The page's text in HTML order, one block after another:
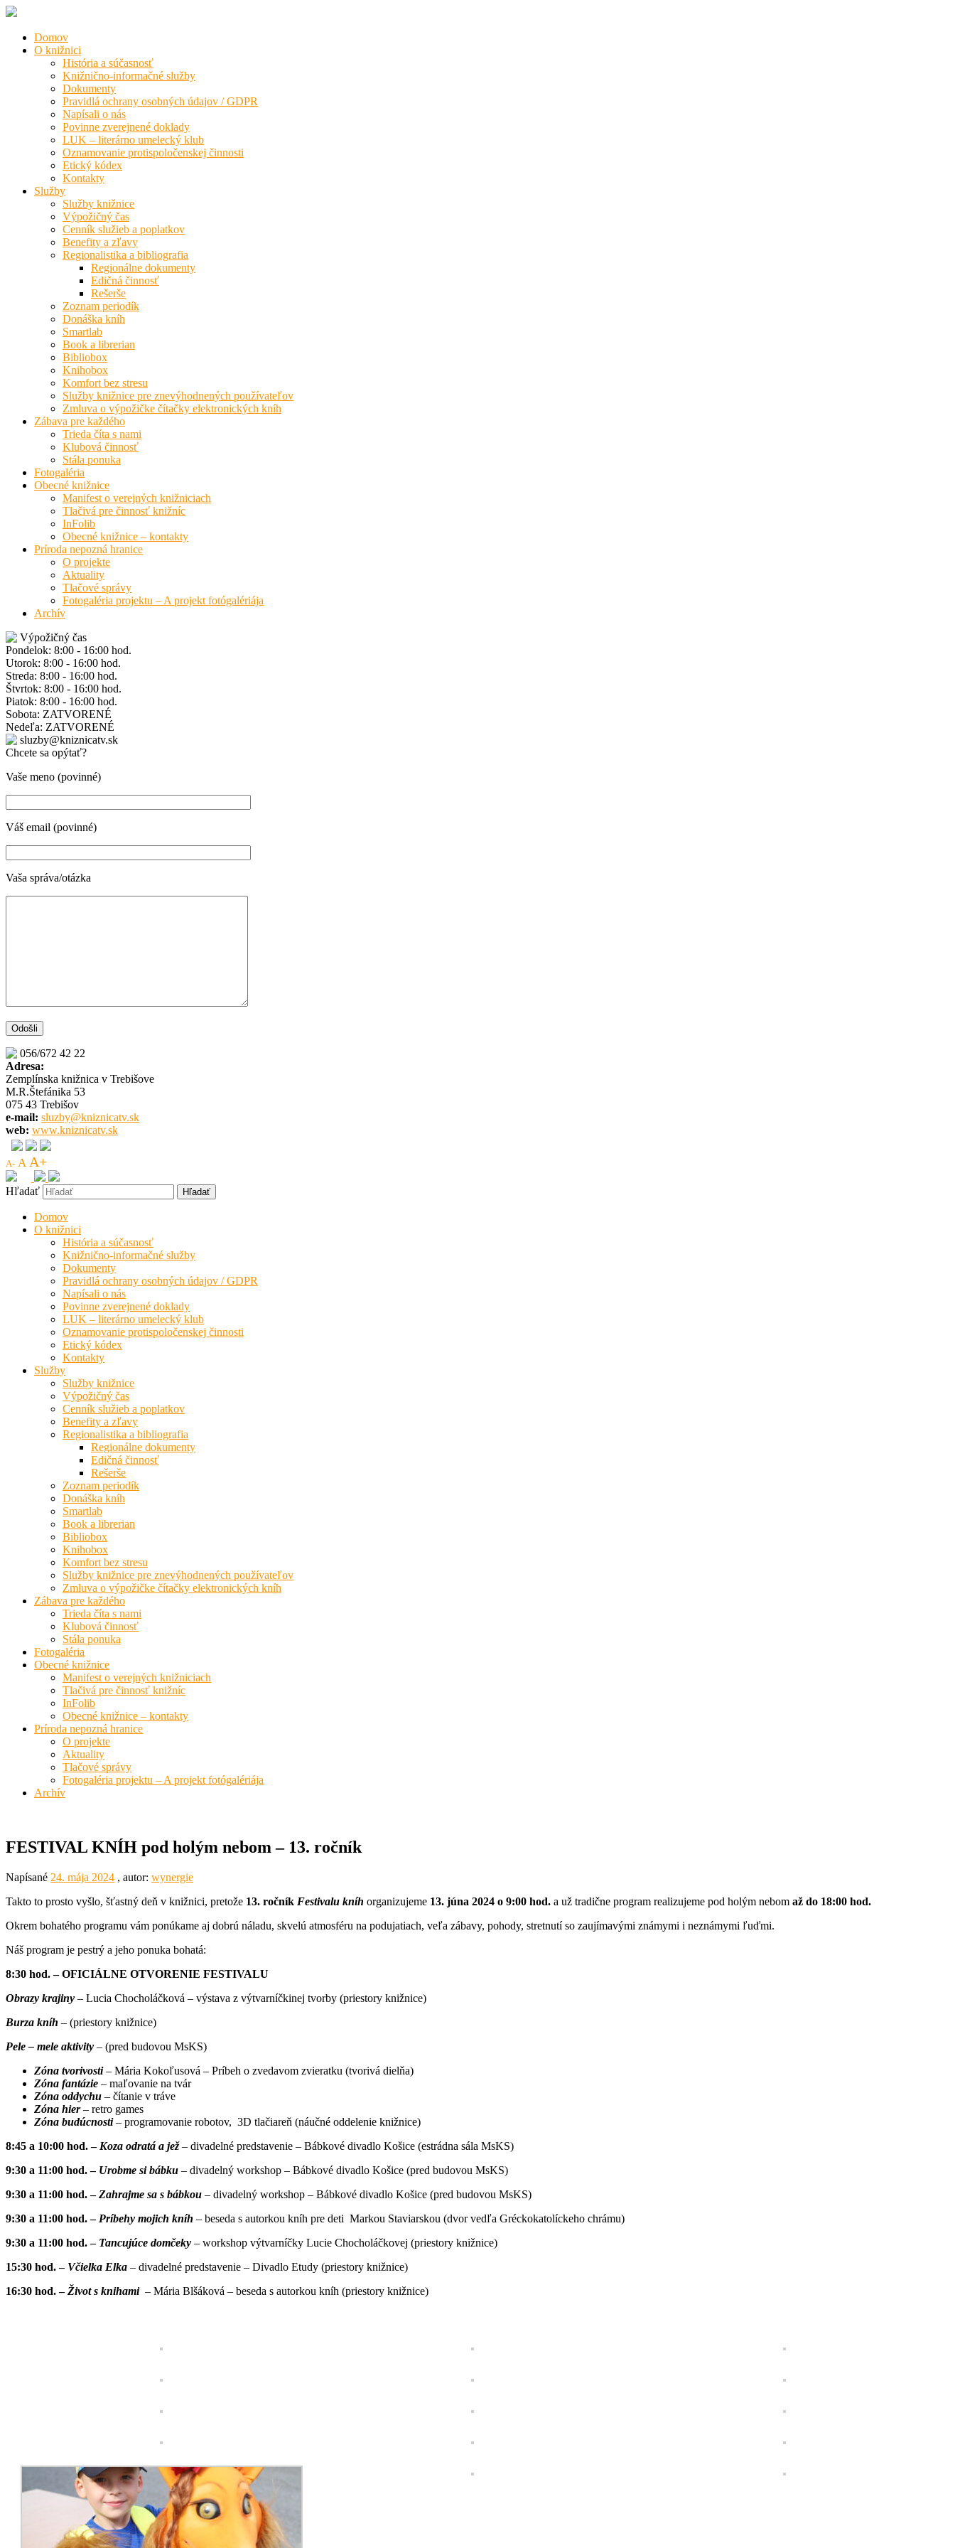
Domov
O knižnici
História a súčasnosť
Knižnično-informačné služby
Dokumenty
Pravidlá ochrany osobných údajov / GDPR
Napísali o nás
Povinne zverejnené doklady
LUK – literárno umelecký klub
Oznamovanie protispoločenskej činnosti
Etický kódex
Kontakty
Služby
Služby knižnice
Výpožičný čas
Cenník služieb a poplatkov
Benefity a zľavy
Regionalistika a bibliografia
Regionálne dokumenty
Edičná činnosť
Rešerše
Zoznam periodík
Donáška kníh
Smartlab
Book a librerian
Bibliobox
Knihobox
Komfort bez stresu
Služby knižnice pre znevýhodnených používateľov
Zmluva o výpožičke čítačky elektronických kníh
Zábava pre každého
Trieda číta s nami
Klubová činnosť
Stála ponuka
Fotogaléria
Obecné knižnice
Manifest o verejných knižniciach
Tlačivá pre činnosť knižníc
InFolib
Obecné knižnice – kontakty
Príroda nepozná hranice
O projekte
Aktuality
Tlačové správy
Fotogaléria projektu – A projekt fotógalériája
Archív
Výpožičný čas
Pondelok: 8:00 - 16:00 hod.
Utorok: 8:00 - 16:00 hod.
Streda: 8:00 - 16:00 hod.
Štvrtok: 8:00 - 16:00 hod.
Piatok: 8:00 - 16:00 hod.
Sobota: ZATVORENÉ
Nedeľa: ZATVORENÉ
sluzby@kniznicatv.sk
Chcete sa opýtať?
Vaše meno (povinné)
Váš email (povinné)
Vaša správa/otázka
056/672 42 22
Adresa:
Zemplínska knižnica v Trebišove
M.R.Štefánika 53
075 43 Trebišov
e-mail: sluzby@kniznicatv.sk
web: www.kniznicatv.sk
A- A A+
Hľadať
Domov
O knižnici
História a súčasnosť
Knižnično-informačné služby
Dokumenty
Pravidlá ochrany osobných údajov / GDPR
Napísali o nás
Povinne zverejnené doklady
LUK – literárno umelecký klub
Oznamovanie protispoločenskej činnosti
Etický kódex
Kontakty
Služby
Služby knižnice
Výpožičný čas
Cenník služieb a poplatkov
Benefity a zľavy
Regionalistika a bibliografia
Regionálne dokumenty
Edičná činnosť
Rešerše
Zoznam periodík
Donáška kníh
Smartlab
Book a librerian
Bibliobox
Knihobox
Komfort bez stresu
Služby knižnice pre znevýhodnených používateľov
Zmluva o výpožičke čítačky elektronických kníh
Zábava pre každého
Trieda číta s nami
Klubová činnosť
Stála ponuka
Fotogaléria
Obecné knižnice
Manifest o verejných knižniciach
Tlačivá pre činnosť knižníc
InFolib
Obecné knižnice – kontakty
Príroda nepozná hranice
O projekte
Aktuality
Tlačové správy
Fotogaléria projektu – A projekt fotógalériája
Archív
FESTIVAL KNÍH pod holým nebom – 13. ročník
Napísané 24. mája 2024 , autor: wynergie
Takto to prosto vyšlo, šťastný deň v knižnici, pretože 13. ročník Festivalu kníh organizujeme 13. júna 2024 o 9:00 hod. a už tradične program realizujeme pod holým nebom až do 18:00 hod.
Okrem bohatého programu vám ponúkame aj dobrú náladu, skvelú atmosféru na podujatiach, veľa zábavy, pohody, stretnutí so zaujímavými známymi i neznámymi ľuďmi.
Náš program je pestrý a jeho ponuka bohatá:
8:30 hod. – OFICIÁLNE OTVORENIE FESTIVALU
Obrazy krajiny – Lucia Chocholáčková – výstava z výtvarníčkinej tvorby (priestory knižnice)
Burza kníh – (priestory knižnice)
Pele – mele aktivity – (pred budovou MsKS)
Zóna tvorivosti – Mária Kokoľusová – Príbeh o zvedavom zvieratku (tvorivá dielňa)
Zóna fantázie – maľovanie na tvár
Zóna oddychu – čítanie v tráve
Zóna hier– retro games
Zóna budúcnosti– programovanie robotov, 3D tlačiareň (náučné oddelenie knižnice)
8:45 a 10:00 hod. – Koza odratá a jež– divadelné predstavenie – Bábkové divadlo Košice (estrádna sála MsKS)
9:30 a 11:00 hod. – Urobme si bábku – divadelný workshop – Bábkové divadlo Košice (pred budovou MsKS)
9:30 a 11:00 hod. –Zahrajme sa s bábkou – divadelný workshop – Bábkové divadlo Košice (pred budovou MsKS)
9:30 a 11:00 hod. – Príbehy mojich kníh – beseda s autorkou kníh pre deti Markou Staviarskou (dvor vedľa Gréckokatolíckeho chrámu)
9:30 a 11:00 hod. – Tancujúce domčeky – workshop výtvarníčky Lucie Chocholáčkovej (priestory knižnice)
15:30 hod. – Včielka Elka – divadelné predstavenie – Divadlo Etudy (priestory knižnice)
16:30 hod. –Život s knihami – Mária Blšáková – beseda s autorkou kníh (priestory knižnice)